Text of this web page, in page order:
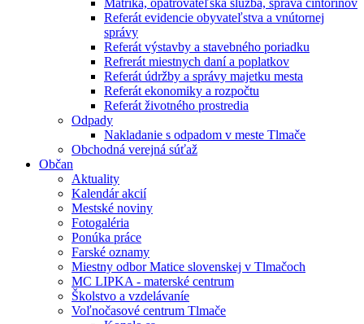
Matrika, opatrovateľská služba, správa cintorínov
Referát evidencie obyvateľstva a vnútornej
správy
Referát výstavby a stavebného poriadku
Refrerát miestnych daní a poplatkov
Referát údržby a správy majetku mesta
Referát ekonomiky a rozpočtu
Referát životného prostredia
Odpady
Nakladanie s odpadom v meste Tlmače
Obchodná verejná súťaž
Občan
Aktuality
Kalendár akcií
Mestské noviny
Fotogaléria
Ponúka práce
Farské oznamy
Miestny odbor Matice slovenskej v Tlmačoch
MC LIPKA - materské centrum
Školstvo a vzdelávaníe
Voľnočasové centrum Tlmače